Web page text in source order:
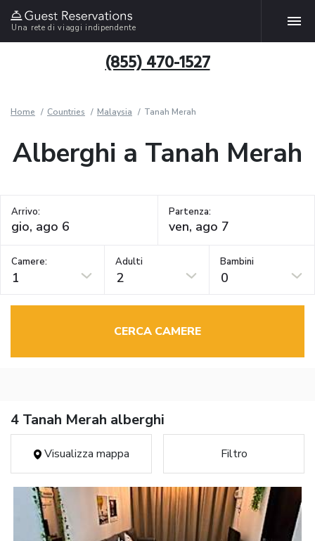
Una rete di viaggi indipendente
(855) 470-1527
Home Countries Malaysia Tanah Merah
Alberghi a Tanah Merah
Arrivo: Partenza:
Camere:
1
Adulti
2
Bambini
0
CERCA CAMERE
4 Tanah Merah alberghi
Visualizza mappa Filtro